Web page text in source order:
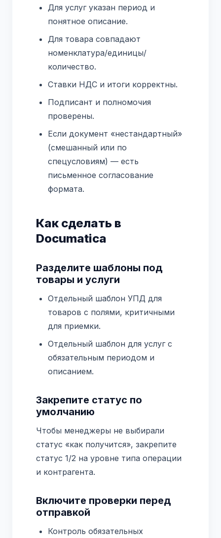
Для услуг указан период и
понятное описание.
Для товара совпадают
номенклатура/единицы/
количество.
Ставки НДС и итоги корректны.
Подписант и полномочия
проверены.
Если документ «нестандартный»
(смешанный или по
спецусловиям) — есть
письменное согласование
формата.
Как сделать в
Documatica
Разделите шаблоны под
товары и услуги
Отдельный шаблон УПД для
товаров с полями, критичными
для приемки.
Отдельный шаблон для услуг с
обязательным периодом и
описанием.
Закрепите статус по
умолчанию
Чтобы менеджеры не выбирали
статус «как получится», закрепите
статус 1/2 на уровне типа операции
и контрагента.
Включите проверки перед
отправкой
Контроль обязательных